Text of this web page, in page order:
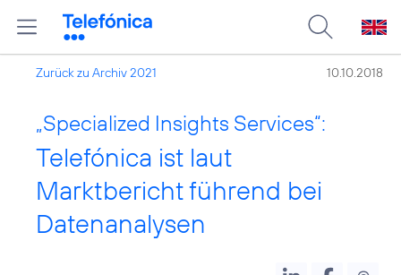
Zurück zu Archiv 2021 10.10.2018
„Specialized Insights Services“:
Telefónica ist laut
Marktbericht führend bei
Datenanalysen